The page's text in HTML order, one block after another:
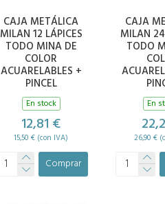
CAJA METÁLICA
MILAN 12 LÁPICES
TODO MINA DE
COLOR
ACUARELABLES +
PINCEL
En stock
12,81 €
15,50 € (con IVA)
Comprar
CAJA
MILAN
TODO
En
26,90 €